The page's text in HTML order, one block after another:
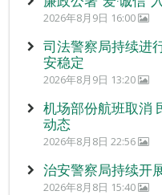
2026年8月9日 16:00
司法警察局持续进
安稳定
2026年8月9日 13:20
机场部份航班取消
动态
2026年8月8日 22:56
治安警察局持续开
2026年8月8日 15:40